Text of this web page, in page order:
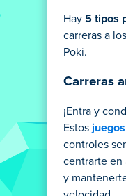
Hay 5 tipos
carreras a
Poki.
Carreras
¡Entra y
Estos
controles
centrarte en
y